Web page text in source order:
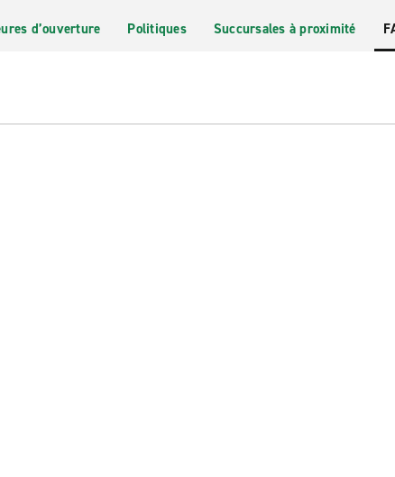
d’ouverture Politiques Succursales à proximité